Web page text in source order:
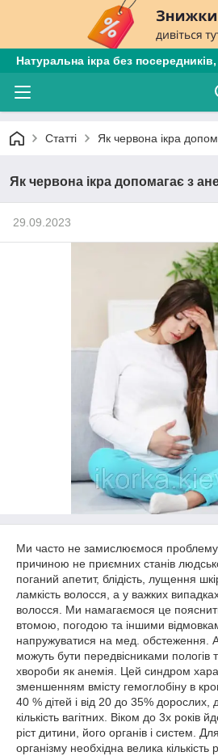
Натуральна ікра без
Статті Як червона ікра
Як червона ікра допомагає з
29.09.2023
Ми часто не замислюємося проблему
причиною не приємних станів
поганий апетит, блідість, лущення
ламкість волосся, а у важких
волосся. Ми намагаємося це
втомою, погодою та іншими
напружуватися на мед. обстеження.
можуть бути передвісниками пологів
хвороби як анемія. Цей синдром
зменшенням вмісту гемоглобіну в
40 % дітей і від 20 до 35% дорослих,
кількість вагітних. Віком до 3х років
ріст дитини, його органів і систем.
організму необхідна велика кількість